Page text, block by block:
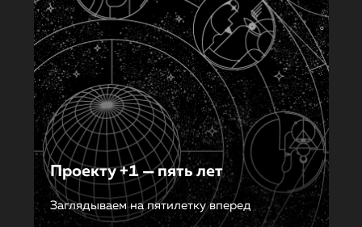
Проекту +1 — пять лет
Заглядываем на пятилетку вперед